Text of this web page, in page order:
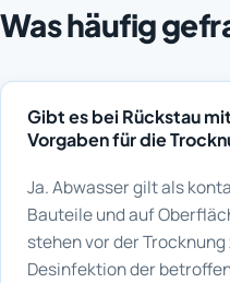
Was häufig
Gibt es bei Rückstau
Vorgaben für die
Ja. Abwasser gilt als
Bauteile und auf
stehen vor der
Desinfektion der